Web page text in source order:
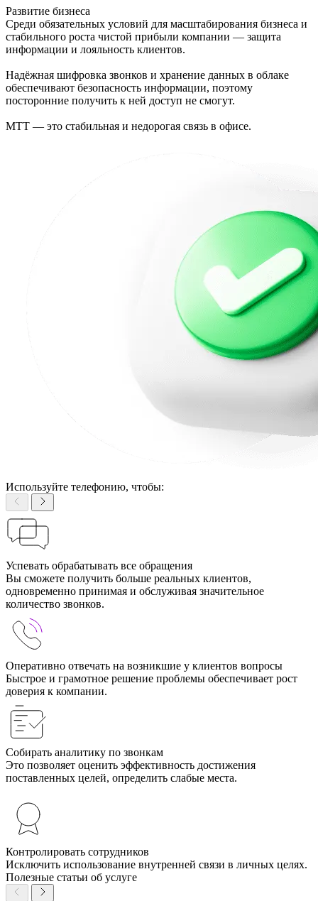
Развитие бизнеса
Среди обязательных условий для масштабирования бизнеса и
стабильного роста чистой прибыли компании — защита
информации и лояльность клиентов.
Надёжная шифровка звонков и хранение данных в облаке
обеспечивают безопасность информации, поэтому
посторонние получить к ней доступ не смогут.
МТТ — это стабильная и недорогая связь в офисе.
Используйте телефонию, чтобы:
Успевать обрабатывать все обращения
Вы сможете получить больше реальных клиентов,
одновременно принимая и обслуживая значительное
количество звонков.
Оперативно отвечать на возникшие у клиентов вопросы
Быстрое и грамотное решение проблемы обеспечивает рост
доверия к компании.
Собирать аналитику по звонкам
Это позволяет оценить эффективность достижения
поставленных целей, определить слабые места.
Контролировать сотрудников
Исключить использование внутренней связи в личных целях.
Полезные статьи об услуге